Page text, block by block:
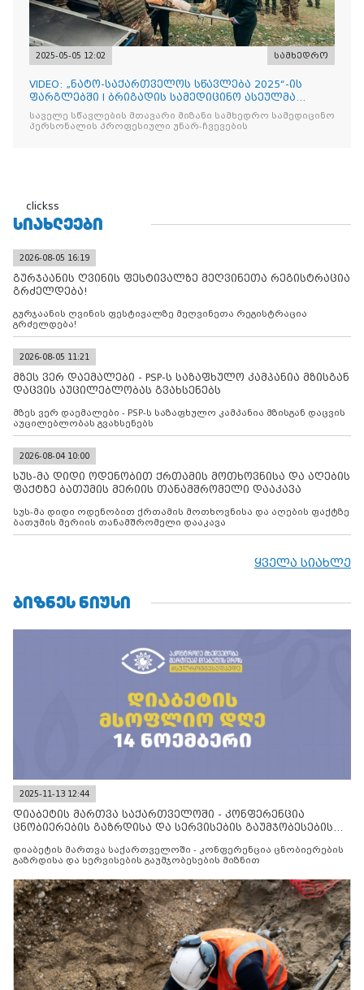
2025-05-05 12:02 სამხედრო
VIDEO: „ნატო-საქართველოს სწავლება 2025“-ის
ფარგლებში I ბრიგადის სამედიცინო ასეულმა
საველე ჰოსპიტალის
საველე სწავლების მთავარი მიზანი სამხედრო სამედიცინო
პერსონალის პროფესიული უნარ-ჩვევების
clickss
ᲡᲘᲐᲮᲚᲔᲔᲑᲘ
2026-08-05 16:19
გურჯაანის ღვინის ფესტივალზე მეღვინეთა რეგისტრაცია
გრძელდება!
გურჯაანის ღვინის ფესტივალზე მეღვინეთა რეგისტრაცია
გრძელდება!
2026-08-05 11:21
მზეს ვერ დაემალები - PSP-ს საზაფხულო კამპანია მზისგან
დაცვის აუცილებლობას გვახსენებს
მზეს ვერ დაემალები - PSP-ს საზაფხულო კამპანია მზისგან დაცვის
აუცილებლობას გვახსენებს
2026-08-04 10:00
სუს-მა დიდი ოდენობით ქრთამის მოთხოვნისა და აღების
ფაქტზე ბათუმის მერიის თანამშრომელი დააკავა
სუს-მა დიდი ოდენობით ქრთამის მოთხოვნისა და აღების ფაქტზე
ბათუმის მერიის თანამშრომელი დააკავა
ყველა სიახლე
ᲑᲘᲖᲜᲔᲡ ᲜᲘᲣᲡᲘ
2025-11-13 12:44
დიაბეტის მართვა საქართველოში - კონფერენცია
ცნობიერების გაზრდისა და სერვისების გაუმჯობესების
დიაბეტის მართვა საქართველოში - კონფერენცია ცნობიერების
გაზრდისა და სერვისების გაუმჯობესების მიზნით